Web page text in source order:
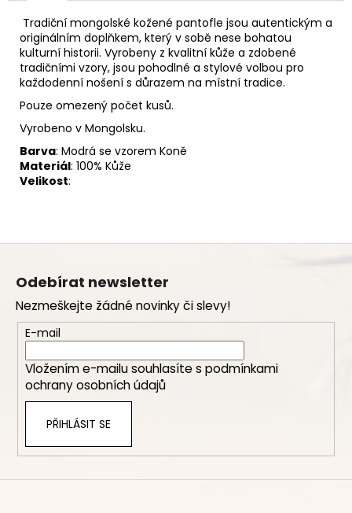
Tradiční mongolské kožené pantofle jsou autentickým a
originálním doplňkem, který v sobě nese bohatou
kulturní historii. Vyrobeny z kvalitní kůže a zdobené
tradičními vzory, jsou pohodlné a stylové volbou pro
každodenní nošení s důrazem na místní tradice.
Pouze omezený počet kusů.
Vyrobeno v Mongolsku.
Barva: Modrá se vzorem Koně
Materiál: 100% Kůže
Velikost:
Z
Odebírat newsletter
Nezmeškejte žádné novinky či slevy!
E-mail
Vložením e-mailu souhlasíte s podmínkami
ochrany osobních údajů
PŘIHLÁSIT SE